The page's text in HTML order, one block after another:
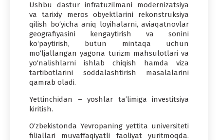
Ushbu dastur infratuzilmani modernizatsiya
va tarixiy meros obyektlarini rekonstruksiya
qilish bo‘yicha aniq loyihalarni, aviaqatnovlar
geografiyasini kengaytirish va sonini
ko‘paytirish, butun mintaqa uchun
mo‘ljallangan yagona turizm mahsulotlari va
yo‘nalishlarni ishlab chiqish hamda viza
tartibotlarini soddalashtirish masalalarini
qamrab oladi.
Yettinchidan – yoshlar ta’limiga investitsiya
kiritish.
O‘zbekistonda Yevropaning yettita universiteti
filiallari muvaffaqiyatli faoliyat yuritmoqda.